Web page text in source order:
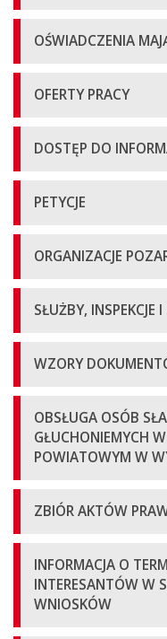
OŚWIADCZENIA
OFERTY PRACY
DOSTĘP DO
PETYCJE
ORGANIZACJE
SŁUŻBY, INSPEKCJE
WZORY
OBSŁUGA OSÓB
GŁUCHONIEMYCH
POWIATOWYM W
ZBIÓR AKTÓW
INFORMACJA O
INTERESANTÓW W
WNIOSKÓW